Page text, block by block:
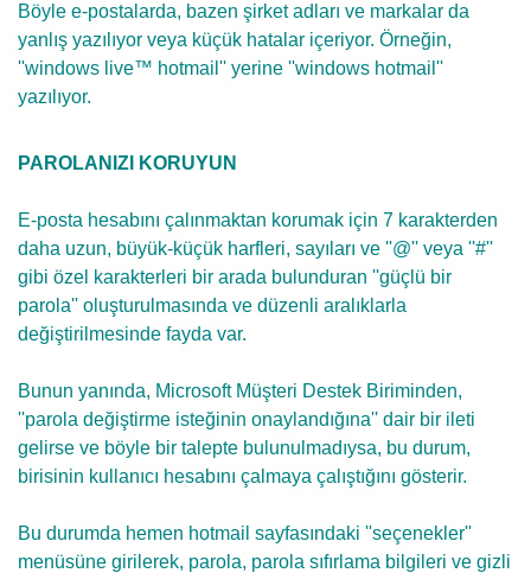
Böyle e-postalarda, bazen şirket adları ve markalar da
yanlış yazılıyor veya küçük hatalar içeriyor. Örneğin,
''windows live™ hotmail'' yerine ''windows hotmail''
yazılıyor.
PAROLANIZI KORUYUN
E-posta hesabını çalınmaktan korumak için 7 karakterden
daha uzun, büyük-küçük harfleri, sayıları ve ''@'' veya ''#''
gibi özel karakterleri bir arada bulunduran ''güçlü bir
parola'' oluşturulmasında ve düzenli aralıklarla
değiştirilmesinde fayda var.
Bunun yanında, Microsoft Müşteri Destek Biriminden,
''parola değiştirme isteğinin onaylandığına'' dair bir ileti
gelirse ve böyle bir talepte bulunulmadıysa, bu durum,
birisinin kullanıcı hesabını çalmaya çalıştığını gösterir.
Bu durumda hemen hotmail sayfasındaki ''seçenekler''
menüsüne girilerek, parola, parola sıfırlama bilgileri ve gizli